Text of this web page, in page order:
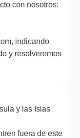
con nosotros:
indicando
y resolveremos
y las Islas
fuera de este